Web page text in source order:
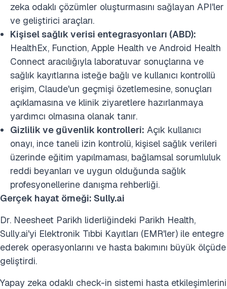
zeka odaklı çözümler oluşturmasını sağlayan API'ler
ve geliştirici araçları.
Kişisel sağlık verisi entegrasyonları (ABD):
HealthEx, Function, Apple Health ve Android Health
Connect aracılığıyla laboratuvar sonuçlarına ve
sağlık kayıtlarına isteğe bağlı ve kullanıcı kontrollü
erişim, Claude'un geçmişi özetlemesine, sonuçları
açıklamasına ve klinik ziyaretlere hazırlanmaya
yardımcı olmasına olanak tanır.
Gizlilik ve güvenlik kontrolleri: Açık kullanıcı
onayı, ince taneli izin kontrolü, kişisel sağlık verileri
üzerinde eğitim yapılmaması, bağlamsal sorumluluk
reddi beyanları ve uygun olduğunda sağlık
profesyonellerine danışma rehberliği.
Gerçek hayat örneği: Sully.ai
Dr. Neesheet Parikh liderliğindeki Parikh Health,
Sully.ai'yi Elektronik Tıbbi Kayıtları (EMR'ler) ile entegre
ederek operasyonlarını ve hasta bakımını büyük ölçüde
geliştirdi.
Yapay zeka odaklı check-in sistemi hasta etkileşimlerini